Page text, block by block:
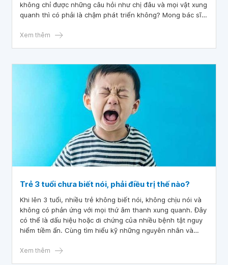
không chỉ được những câu hỏi như chị đâu và mọi vật xung
quanh thì có phải là chậm phát triển không? Mong bác sĩ
Xem thêm
Trẻ 3 tuổi chưa biết nói, phải điều trị thế nào?
Khi lên 3 tuổi, nhiều trẻ không biết nói, không chịu nói và
không có phản ứng với mọi thứ âm thanh xung quanh. Đây
có thể là dấu hiệu hoặc di chứng của nhiều bệnh tật nguy
hiểm tiềm ẩn. Cùng tìm hiểu kỹ những nguyên nhân và
Xem thêm